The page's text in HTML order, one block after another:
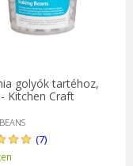
golyók tartéhoz,
Kitchen Craft
(7)